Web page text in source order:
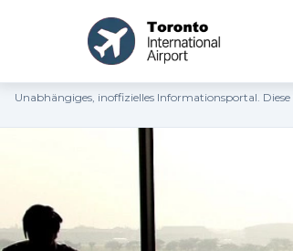
Unabhängiges, inoffizielles Informationsportal.